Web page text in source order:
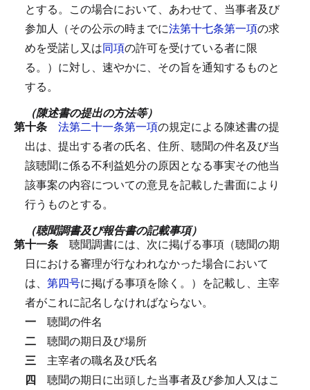
とする。 この場合において、あわせて、当事者及び
参加人（その公示の時までに法第十七条第一項の求
めを受諾し又は同項の許可を受けている者に限
る。）に対し、速やかに、その旨を通知するものと
する。
（陳述書の提出の方法等）
第十条 法第二十一条第一項の規定による陳述書の提
出は、提出する者の氏名、住所、聴聞の件名及び当
該聴聞に係る不利益処分の原因となる事実その他当
該事案の内容についての意見を記載した書面により
行うものとする。
（聴聞調書及び報告書の記載事項）
第十一条 聴聞調書には、次に掲げる事項（聴聞の期
日における審理が行なわれなかった場合において
は、 第四号に掲げる事項を除く。）を記載し、主宰
者がこれに記名しなければならない。
一 聴聞の件名
二 聴聞の期日及び場所
三 主宰者の職名及び氏名
四 聴聞の期日に出頭した当事者及び参加人又はこ